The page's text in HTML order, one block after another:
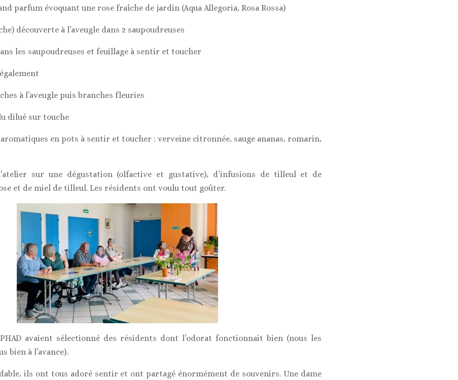
parfum évoquant une rose fraîche de jardin (Aqua Allegoria, Rosa Rossa)
découverte à l’aveugle dans 2 saupoudreuses
les saupoudreuses et feuillage à sentir et toucher
à l’aveugle puis branches fleuries
dilué sur touche
en pots à sentir et toucher : verveine citronnée, sauge ananas, romarin,
sur une dégustation (olfactive et gustative), d’infusions de tilleul et de
et de miel de tilleul. Les résidents ont voulu tout goûter.
avaient sélectionné des résidents dont l’odorat fonctionnait bien (nous les
bien à l’avance).
ils ont tous adoré sentir et ont partagé énormément de souvenirs. Une dame